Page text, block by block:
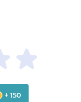
+ 150